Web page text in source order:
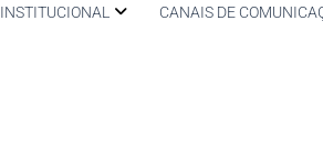
INSTITUCIONAL CANAIS DE